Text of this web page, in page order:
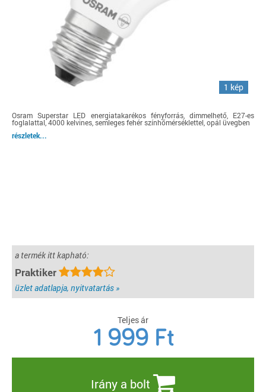
1 kép
Osram Superstar LED energiatakarékos fényforrás, dimmelhető, E27-es
foglalattal, 4000 kelvines, semleges fehér színhőmérséklettel, opál üvegben
részletek...
a termék itt kapható:
Praktiker
üzlet adatlapja, nyitvatartás »
Teljes ár
1 999 Ft
Irány a bolt